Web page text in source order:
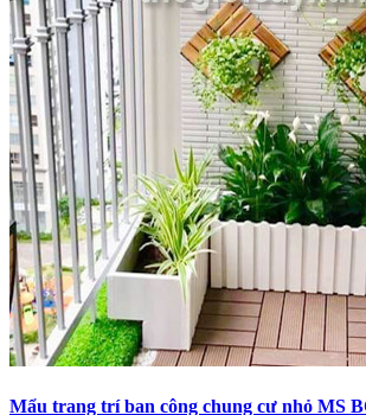
Mẩu trang trí ban công chung cư nhỏ MS